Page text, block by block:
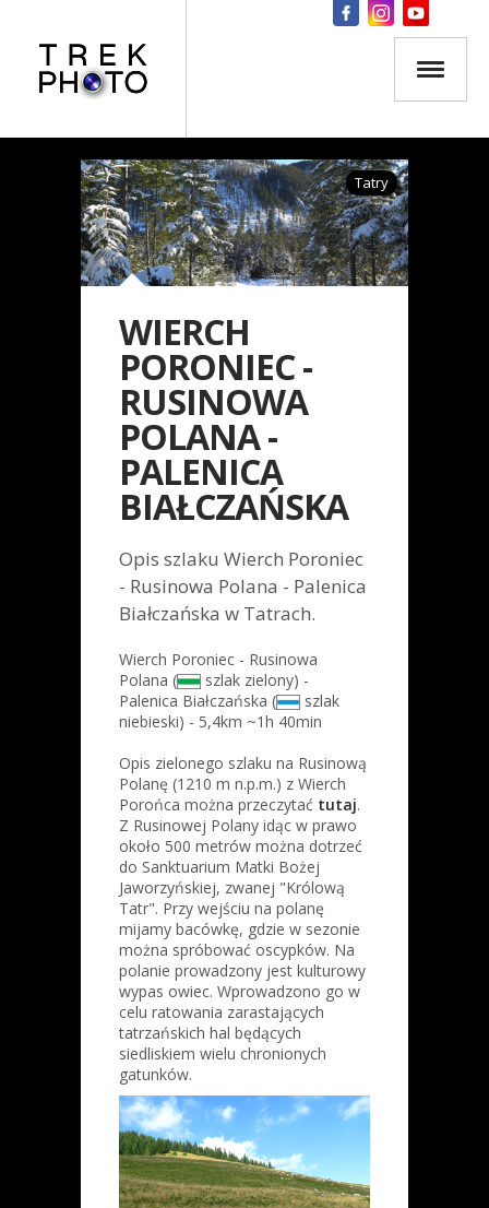
Tatry
WIERCH
PORONIEC -
RUSINOWA
POLANA -
PALENICA
BIAŁCZAŃSKA
Opis szlaku Wierch Poroniec
- Rusinowa Polana - Palenica
Białczańska w Tatrach.
Wierch Poroniec - Rusinowa
Polana (
szlak zielony) -
Palenica Białczańska (
szlak
niebieski) - 5,4km ~1h 40min
Opis zielonego szlaku na Rusinową
Polanę (1210 m n.p.m.) z Wierch
Porońca można przeczytać tutaj.
Z Rusinowej Polany idąc w prawo
około 500 metrów można dotrzeć
do Sanktuarium Matki Bożej
Jaworzyńskiej, zwanej "Królową
Tatr". Przy wejściu na polanę
mijamy bacówkę, gdzie w sezonie
można spróbować oscypków. Na
polanie prowadzony jest kulturowy
wypas owiec. Wprowadzono go w
celu ratowania zarastających
tatrzańskich hal będących
siedliskiem wielu chronionych
gatunków.